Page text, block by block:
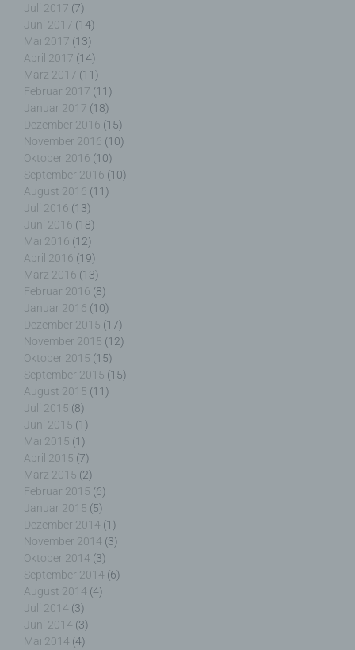
Juli 2017 (7)
Juni 2017 (14)
Mai 2017 (13)
April 2017 (14)
März 2017 (11)
Februar 2017 (11)
Januar 2017 (18)
Dezember 2016 (15)
November 2016 (10)
Oktober 2016 (10)
September 2016 (10)
August 2016 (11)
Juli 2016 (13)
Juni 2016 (18)
Mai 2016 (12)
April 2016 (19)
März 2016 (13)
Februar 2016 (8)
Januar 2016 (10)
Dezember 2015 (17)
November 2015 (12)
Oktober 2015 (15)
September 2015 (15)
August 2015 (11)
Juli 2015 (8)
Juni 2015 (1)
Mai 2015 (1)
April 2015 (7)
März 2015 (2)
Februar 2015 (6)
Januar 2015 (5)
Dezember 2014 (1)
November 2014 (3)
Oktober 2014 (3)
September 2014 (6)
August 2014 (4)
Juli 2014 (3)
Juni 2014 (3)
Mai 2014 (4)
betroffenen Person, dem Verantwortlichen, dem
Auftragsverarbeiter und den Personen, die unter
der unmittelbaren Verantwortung des
Verantwortlichen oder des Auftragsverarbeiters
befugt sind, die personenbezogenen Daten zu
verarbeiten.
k) Einwilligung
Einwilligung ist jede von der betroffenen Person
freiwillig für den bestimmten Fall in informierter
Weise und unmissverständlich abgegebene
Willensbekundung in Form einer Erklärung oder
einer sonstigen eindeutigen bestätigenden
Handlung, mit der die betroffene Person zu
verstehen gibt, dass sie mit der Verarbeitung der
sie betreffenden personenbezogenen Daten
einverstanden ist.
Name und Anschrift des für die Verarbeitung
Verantwortlichen
Verantwortlicher im Sinne der Datenschutz-
Grundverordnung, sonstiger in den Mitgliedstaaten
der Europäischen Union geltenden
Datenschutzgesetze und anderer Bestimmungen
mit datenschutzrechtlichem Charakter ist die:
Nicht kommerzielle Homepage Woiga.de
Wolfgang Behling
Karwendelstraße 9